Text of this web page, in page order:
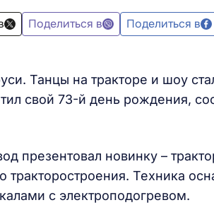
Поделиться в Поделиться в
Танцы на тракторе и шоу
свой 73-й день рождения,
презентовал новинку –
тракторостроения. Техника
с электроподогревом.